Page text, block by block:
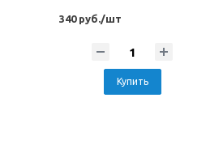
340 руб./шт
Купить